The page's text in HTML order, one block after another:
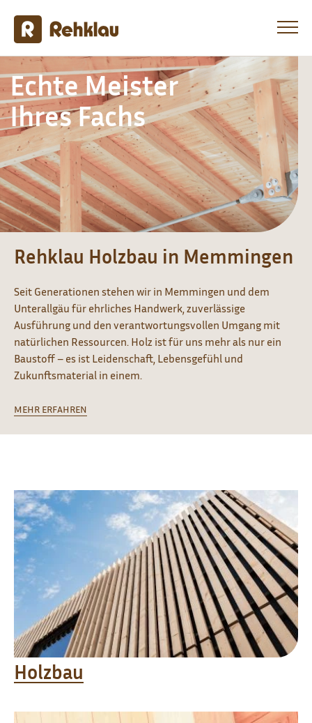
Echte Meister
Ihres Fachs
Rehklau Holzbau in Memmingen
Seit Generationen stehen wir in Memmingen und dem
Unterallgäu für ehrliches Handwerk, zuverlässige
Ausführung und den verantwortungsvollen Umgang mit
natürlichen Ressourcen. Holz ist für uns mehr als nur ein
Baustoff – es ist Leidenschaft, Lebensgefühl und
Zukunftsmaterial in einem.
MEHR ERFAHREN
Holzbau